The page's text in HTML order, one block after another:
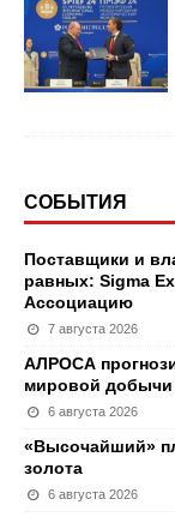
СОБЫТИЯ
Поставщики и
равных: Sigma
Ассоциацию
7 августа 2026
АЛРОСА
мировой добычи
6 августа 2026
«Высочайший»
золота
6 августа 2026